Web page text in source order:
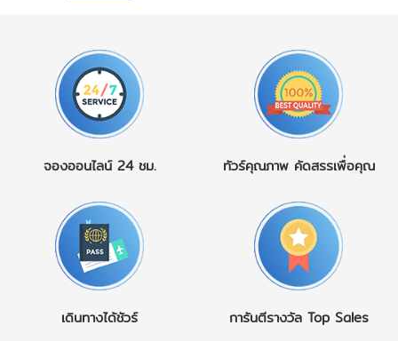
ตกหลุมรักตั้งแต่ก้าวแรกที่ไป
1. ญี่ปุ่น – ดินแดน
แห่งใบไม้เปลี่ยนสีและ
วัฒนธรรมอันงดงาม ปลาย
เดือนตุลาคมถึงต้นเดือน
ธันวาคม คือช่วงเวลาที่
ประเทศญี่ปุ่นสวยที่สุดของปี
ตัดกับภูเขา วัดโบราณ และ
แม่น้ำ สร้างบรรยากาศโร
แมนติกจนยากจะลืม
นอกจากธรรมชาติอันงดงาม
แล้ว ญี่ปุ่นยังมีอาหารขึ้นชื่อ
อย่างซูชิ ราเมน วากิว และ
ขนมหวานตามฤดูกาล รวม
ไทน์ จนถึงออตโตมัน ทำให้ที่
นี่เต็มไปด้วยโบราณสถาน
ระดับโลก ผสานกับธรรมชาติ
อันน่าทึ่ง และวัฒนธรรมที่มี
เอกลักษณ์ไม่เหมือนใคร
ไฮไลท์น่าเที่ยว ห้ามพลาดใน
ทัวร์ตุรเคีย อิสตันบูล
(Istanbul)เมืองหลวงแห่ง
เอเชียเข้าด้วยกัน ชมความยิ่ง
ใหญ่ของ สุเหร่าโซเฟีย
(Hagia Sophia), มัสยิดบลู
มอสก์, พระราชวังทอปกาปี
และล่องเรือช่องแคบบอสฟ
อรัส สัมผัสเสน่ห์เมืองเก่าที่มี
ชีวิตชีวาไม่เคยหลับใหล คัป
Shopping Tour คือรูปแบบ
การท่องเที่ยวประเทศจีนที่👉
ไม่มีการบังคับแวะร้านรัฐบาล
ร้านหยก ร้านชา ร้าน
สมุนไพร หรือร้านขายของที่
“เที่ยวจริง พักจริง กินดี”👉
ท่องเที่ยว วัฒนธรรม
ธรรมชาติ และประสบการณ์
แท้ของจีน ในอดีต ทัวร์จีน
ราคาถูกมักแฝงด้วยการพา
ไปลงร้านหลายแห่ง ทำให้นัก
อารมณ์ และรู้สึกกดดันใน
จองออนไลน์ 24 ชม. ทัวร์คุณภาพ คัดสรรเพื่อคุณ
เดินทางได้ชัวร์ การันตีรางวัล Top Sales